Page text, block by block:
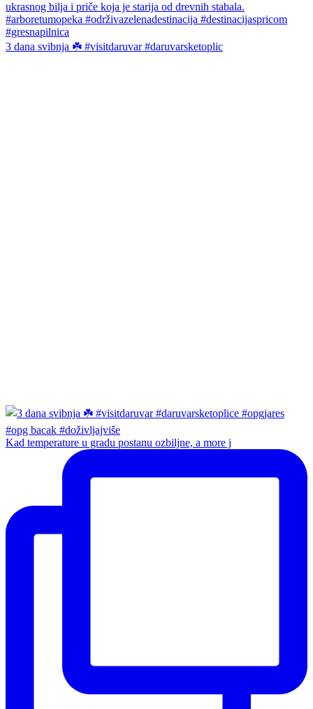
3 dana svibnja ☘️ #visitdaruvar #daruvarsketoplic
Kad temperature u gradu postanu ozbiljne, a more j